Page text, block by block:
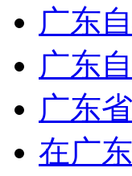
广东
广东
广东
在广